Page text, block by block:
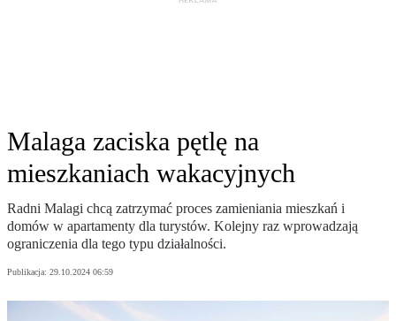
Malaga zaciska pętlę na
mieszkaniach wakacyjnych
Radni Malagi chcą zatrzymać proces zamieniania mieszkań i
domów w apartamenty dla turystów. Kolejny raz wprowadzają
ograniczenia dla tego typu działalności.
Publikacja: 29.10.2024 06:59